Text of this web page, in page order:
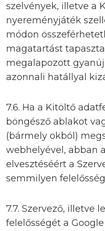
szelvények, illetve a
nyereményjáték
módon
magatartást
megalapozott
azonnali hatállyal
7.6. Ha a Kitöltő
böngésző ablakot
(bármely okból)
webhelyével, abban
elvesztéséért a
semmilyen
7.7. Szervező, illetve
felelősségét a